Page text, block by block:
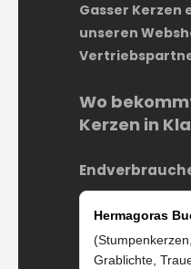
Gasser Kerzen
unseren
Wo
Kerzen in
Hermagoras
Grablichte,